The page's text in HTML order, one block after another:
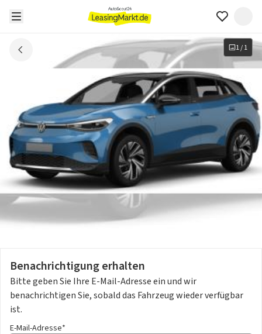
1/1
Benachrichtigung erhalten
Bitte geben Sie Ihre E-Mail-Adresse ein und wir
benachrichtigen Sie, sobald das Fahrzeug wieder verfügbar
ist.
E-Mail-Adresse*